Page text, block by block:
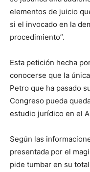
elementos de juicio
si el invocado en la
procedimiento”.
Esta petición hecha
conocerse que la
Petro que ha pasado
Congreso pueda
estudio jurídico en el
Según las
presentada por el
pide tumbar en su